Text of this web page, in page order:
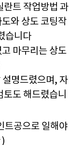
란트 작업방법 과
와 상도 코팅작
습니다
마무리는 상도
명드렸으며, 자
도 해드렸습니
트공으로 일해야